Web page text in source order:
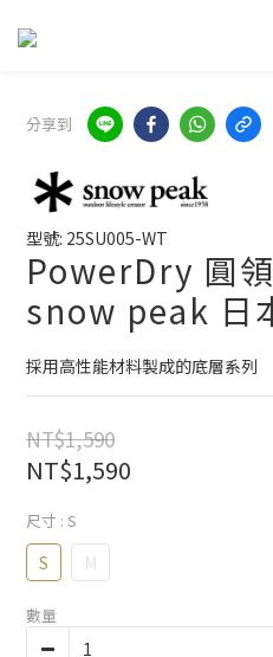
分享到
型號: 25SU005-WT
PowerDry 圓
snow peak 日
採用高性能材料製成的底層系列
NT$1,590
NT$1,590
尺寸 : S
S M
數量